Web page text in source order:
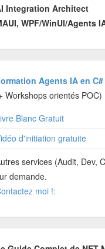
Integration Architect
WPF/WinUI/Agents
Agents IA en C#
Workshops orientés POC)
Blanc Gratuit
d'initiation gratuite
services (Audit, Dev,
demande.
moi !: